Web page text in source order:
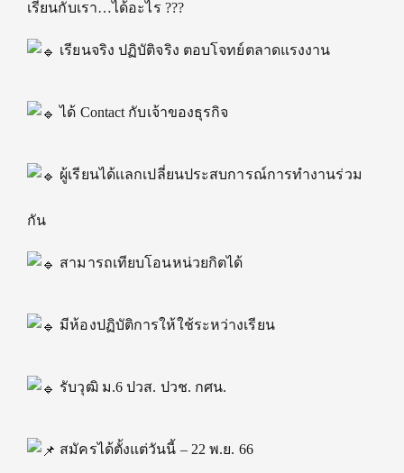
เรียนกับเรา…ได้อะไร ???
เรียนจริง ปฏิบัติจริง ตอบโจทย์ตลาดแรงงาน
ได้ Contact กับเจ้าของธุรกิจ
ผู้เรียนได้เเลกเปลี่ยนประสบการณ์การทำงานร่วม
กัน
สามารถเทียบโอนหน่วยกิตได้
มีห้องปฏิบัติการให้ใช้ระหว่างเรียน
รับวุฒิ ม.6 ปวส. ปวช. กศน.
สมัครได้ตั้งแต่วันนี้ – 22 พ.ย. 66